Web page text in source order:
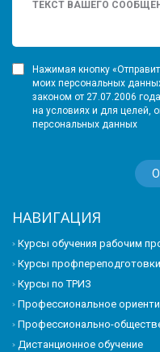
Нажимая кнопку
моих персональных
законом от 27.07.2006
на условиях и для целей,
персональных данных
НАВИГАЦИЯ
Курсы обучения рабочим
Курсы
Курсы по ТРИЗ
Профессиональное
Профессионально-
Дистанционное обучение